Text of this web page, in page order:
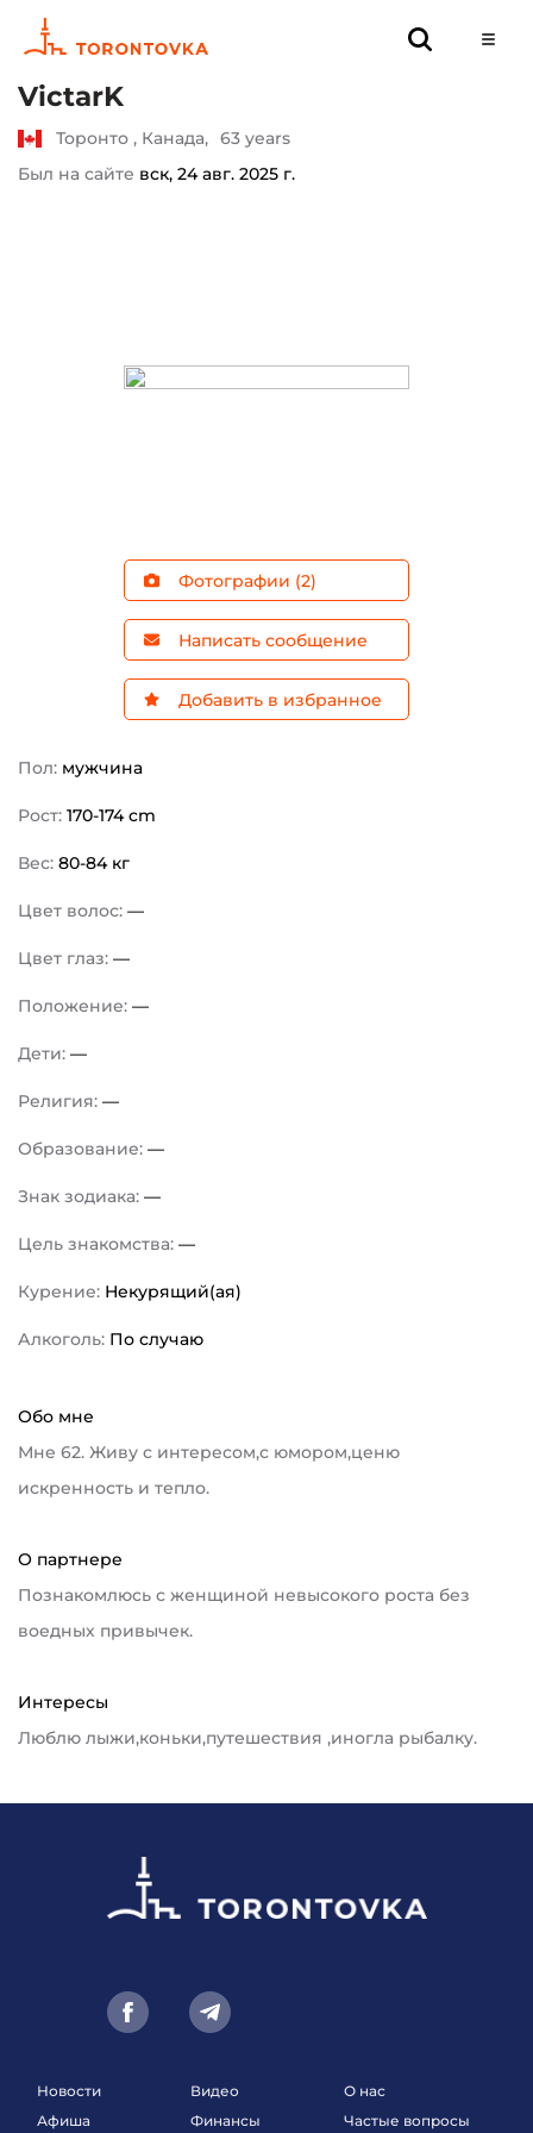
VictarK
Торонто , Канада, 63 years
Был на сайте вск, 24 авг. 2025 г.
Фотографии (2)
Написать сообщение
Добавить в избранное
Пол: мужчина
Рост: 170-174 cm
Вес: 80-84 кг
Цвет волос: —
Цвет глаз: —
Положение: —
Дети: —
Религия: —
Образование: —
Знак зодиака: —
Цель знакомства: —
Курение: Некурящий(ая)
Алкоголь: По случаю
Обо мне
Мне 62. Живу с интересом,с юмором,ценю
искренность и тепло.
О партнере
Познакомлюсь с женщиной невысокого роста без
воедных привычек.
Интересы
Люблю лыжи,коньки,путешествия ,иногла рыбалку.
Новости
Афиша
Видео
Финансы
О нас
Частые вопросы